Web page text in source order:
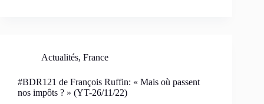
Actualités, France
#BDR121 de François Ruffin: « Mais où passent
nos impôts ? » (YT-26/11/22)